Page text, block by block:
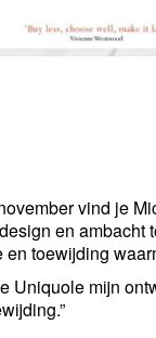
vind je
en
toewijding
Uniquole mijn